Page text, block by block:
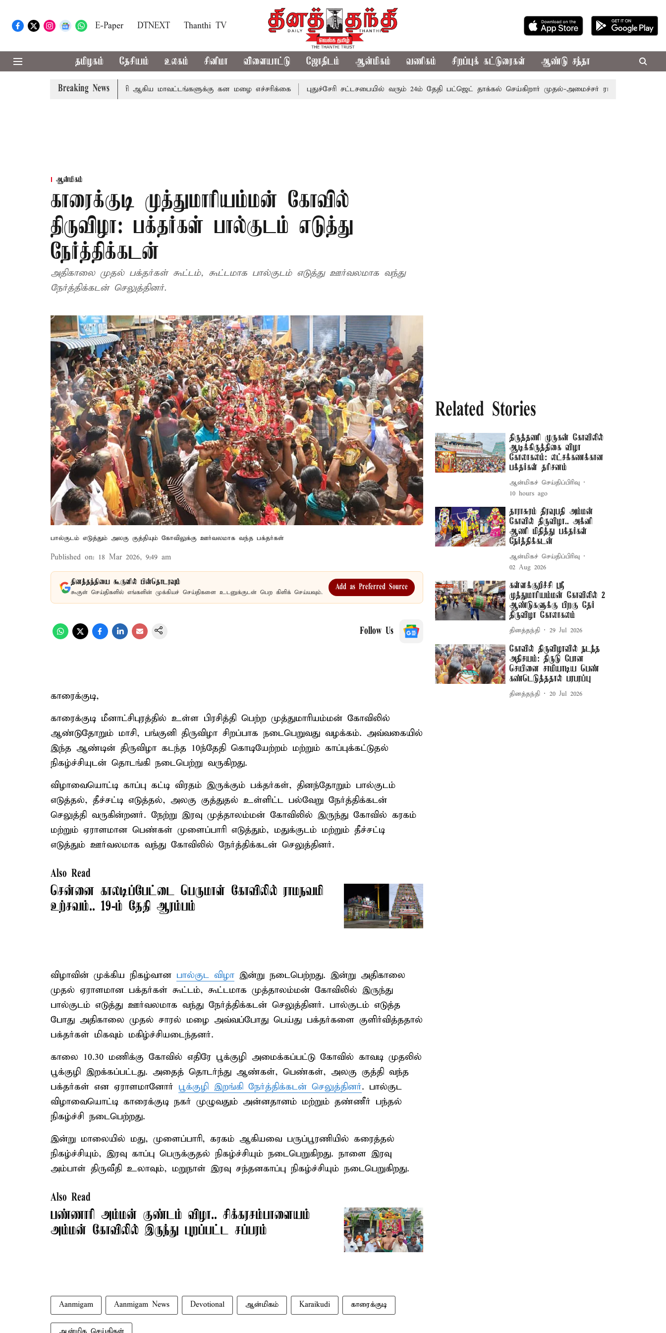
E-Paper DTNEXT Thanthi TV
தமிழகம் தேசியம் உலகம் சினிமா விளையாட்டு ஜோதிடம் ஆன்மிகம் வணிகம் சிறப்புக் கட்டுரைகள் ஆண்டு சந்தா
Breaking News
கோவை, தேனி,நீலகிரி ஆகிய மாவட்டங்களுக்கு கன மழை எச்சரிக்கை புதுச்சேரி சட்டசபையில் வரும் 24ம் தேதி பட்ஜெட் தாக்கல் செய்கிறார் முதல்-அமைச்சர் ரங்கசாமி
ஆன்மிகம்
காரைக்குடி முத்துமாரியம்மன் கோவில்
திருவிழா: பக்தர்கள் பால்குடம் எடுத்து
நேர்த்திக்கடன்
அதிகாலை முதல் பக்தர்கள் கூட்டம், கூட்டமாக பால்குடம் எடுத்து ஊர்வலமாக வந்து
நேர்த்திக்கடன் செலுத்தினர்.
பால்குடம் எடுத்தும் அலகு குத்தியும் கோவிலுக்கு ஊர்வலமாக வந்த பக்தர்கள்
Published on: 18 Mar 2026, 9:49 am
தினத்தந்தியை கூகுளில் பின்தொடரவும்
கூகுள் செய்திகளில் எங்களின் முக்கியச் செய்திகளை உடனுக்குடன் பெற கிளிக் செய்யவும்.
Add as Preferred Source
Follow Us
காரைக்குடி,
காரைக்குடி மீனாட்சிபுரத்தில் உள்ள பிரசித்தி பெற்ற முத்துமாரியம்மன் கோவிலில்
ஆண்டுதோறும் மாசி, பங்குனி திருவிழா சிறப்பாக நடைபெறுவது வழக்கம். அவ்வகையில்
இந்த ஆண்டின் திருவிழா கடந்த 10ந்தேதி கொடியேற்றம் மற்றும் காப்புக்கட்டுதல்
நிகழ்ச்சியுடன் தொடங்கி நடைபெற்று வருகிறது.
விழாவையொட்டி காப்பு கட்டி விரதம் இருக்கும் பக்தர்கள், தினந்தோறும் பால்குடம்
எடுத்தல், தீச்சட்டி எடுத்தல், அலகு குத்துதல் உள்ளிட்ட பல்வேறு நேர்த்திக்கடன்
செலுத்தி வருகின்றனர். நேற்று இரவு முத்தாலம்மன் கோவிலில் இருந்து கோவில் கரகம்
மற்றும் ஏராளமான பெண்கள் முளைப்பாரி எடுத்தும், மதுக்குடம் மற்றும் தீச்சட்டி
எடுத்தும் ஊர்வலமாக வந்து கோவிலில் நேர்த்திக்கடன் செலுத்தினர்.
Also Read
சென்னை காலடிப்பேட்டை பெருமாள் கோவிலில் ராமநவமி
உற்சவம்.. 19-ம் தேதி ஆரம்பம்
விழாவின் முக்கிய நிகழ்வான பால்குட விழா இன்று நடைபெற்றது. இன்று அதிகாலை
முதல் ஏராளமான பக்தர்கள் கூட்டம், கூட்டமாக முத்தாலம்மன் கோவிலில் இருந்து
பால்குடம் எடுத்து ஊர்வலமாக வந்து நேர்த்திக்கடன் செலுத்தினர். பால்குடம் எடுத்த
போது அதிகாலை முதல் சாரல் மழை அவ்வப்போது பெய்து பக்தர்களை குளிர்வித்ததால்
பக்தர்கள் மிகவும் மகிழ்ச்சியடைந்தனர்.
காலை 10.30 மணிக்கு கோவில் எதிரே பூக்குழி அமைக்கப்பட்டு கோவில் காவடி முதலில்
பூக்குழி இறக்கப்பட்டது. அதைத் தொடர்ந்து ஆண்கள், பெண்கள், அலகு குத்தி வந்த
பக்தர்கள் என ஏராளமானோர் பூக்குழி இறங்கி நேர்த்திக்கடன் செலுத்தினர். பால்குட
விழாவையொட்டி காரைக்குடி நகர் முழுவதும் அன்னதானம் மற்றும் தண்ணீர் பந்தல்
நிகழ்ச்சி நடைபெற்றது.
இன்று மாலையில் மது, முளைப்பாரி, கரகம் ஆகியவை பருப்பூரணியில் கரைத்தல்
நிகழ்ச்சியும், இரவு காப்பு பெருக்குதல் நிகழ்ச்சியும் நடைபெறுகிறது. நாளை இரவு
அம்பாள் திருவீதி உலாவும், மறுநாள் இரவு சந்தனகாப்பு நிகழ்ச்சியும் நடைபெறுகிறது.
Also Read
பண்ணாரி அம்மன் குண்டம் விழா.. சிக்கரசம்பாளையம்
அம்மன் கோவிலில் இருந்து புறப்பட்ட சப்பரம்
Aanmigam Aanmigam News Devotional ஆன்மிகம் Karaikudi காரைக்குடி
Related Stories
திருத்தணி முருகன் கோவிலில்
ஆடிக்கிருத்திகை விழா
கோலாகலம்: லட்சக்கணக்கான
பக்தர்கள் தரிசனம்
ஆன்மிகச் செய்திப்பிரிவு
10 hours ago
தாராசுரம் திரவுபதி அம்மன்
கோவில் திருவிழா.. அக்னி
ஆணி மிதித்து பக்தர்கள்
நேர்த்திக்கடன்
ஆன்மிகச் செய்திப்பிரிவு
02 Aug 2026
கள்ளக்குறிச்சி ஸ்ரீ
முத்துமாரியம்மன் கோவிலில் 2
ஆண்டுகளுக்கு பிறகு தேர்
திருவிழா கோலாகலம்
தினத்தந்தி 29 Jul 2026
கோவில் திருவிழாவில் நடந்த
அதிசயம்: திருடு போன
செயினை சாமியாடிய பெண்
கண்டெடுத்ததால் பரபரப்பு
தினத்தந்தி 20 Jul 2026